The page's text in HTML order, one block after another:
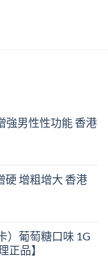
強男性性功能 香港
硬 增粗增大 香港
）葡萄糖口味 1G
正品】